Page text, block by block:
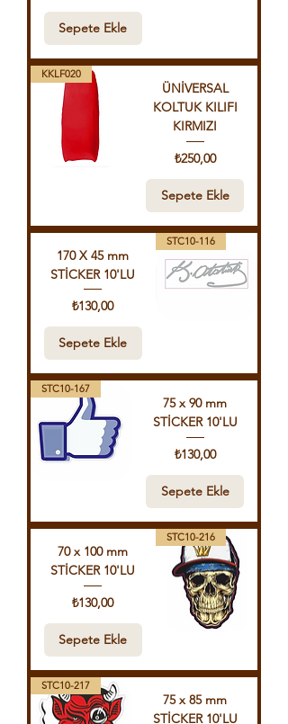
Sepete Ekle
KKLF020
ÜNİVERSAL
KOLTUK KILIFI
KIRMIZI
Fiyat
₺250,00
Sepete Ekle
STC10-116
170 X 45 mm
STİCKER 10'LU
Fiyat
₺130,00
Sepete Ekle
STC10-167
75 x 90 mm
STİCKER 10'LU
Fiyat
₺130,00
Sepete Ekle
STC10-216
70 x 100 mm
STİCKER 10'LU
Fiyat
₺130,00
Sepete Ekle
STC10-217
75 x 85 mm
STİCKER 10'LU